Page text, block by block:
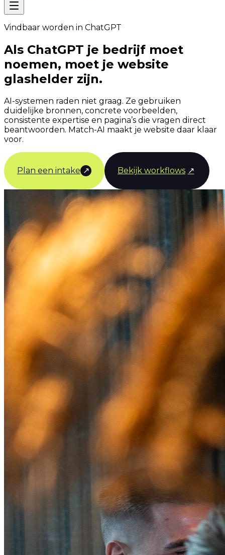
Vindbaar worden in ChatGPT
Als ChatGPT je bedrijf moet
noemen, moet je website
glashelder zijn.
AI-systemen raden niet graag. Ze gebruiken
duidelijke bronnen, concrete voorbeelden,
consistente expertise en pagina’s die vragen direct
beantwoorden. Match-AI maakt je website daar klaar
voor.
Plan een intake ↗ Bekijk workflows ↗